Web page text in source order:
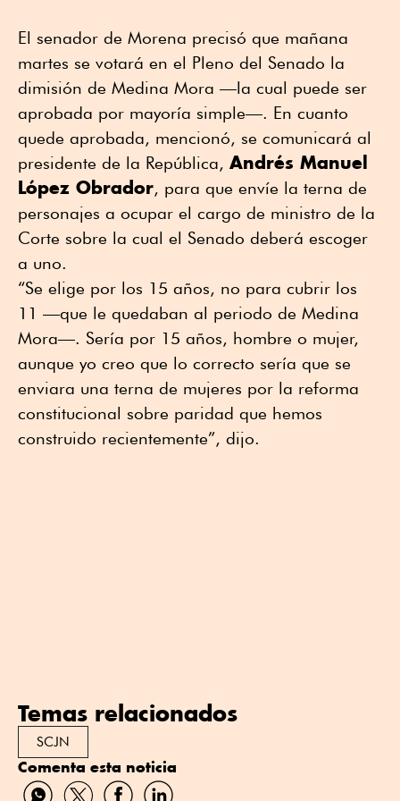
El senador de Morena precisó que mañana
martes se votará en el Pleno del Senado la
dimisión de Medina Mora —la cual puede ser
aprobada por mayoría simple—. En cuanto
quede aprobada, mencionó, se comunicará al
presidente de la República, Andrés Manuel
López Obrador, para que envíe la terna de
personajes a ocupar el cargo de ministro de la
Corte sobre la cual el Senado deberá escoger
a uno.
“Se elige por los 15 años, no para cubrir los
11 —que le quedaban al periodo de Medina
Mora—. Sería por 15 años, hombre o mujer,
aunque yo creo que lo correcto sería que se
enviara una terna de mujeres por la reforma
constitucional sobre paridad que hemos
construido recientemente”, dijo.
Temas relacionados
SCJN
Comenta esta noticia